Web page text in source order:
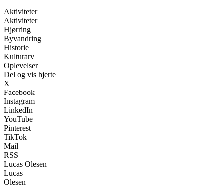
Aktiviteter
Aktiviteter
Hjørring
Byvandring
Historie
Kulturarv
Oplevelser
Del og vis hjerte
X
Facebook
Instagram
LinkedIn
YouTube
Pinterest
TikTok
Mail
RSS
Lucas Olesen
Lucas
Olesen